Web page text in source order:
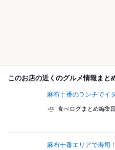
このお店の近くのグルメ情報まと
麻布十番のランチでイ
食べログまとめ編集
麻布十番エリアで寿司